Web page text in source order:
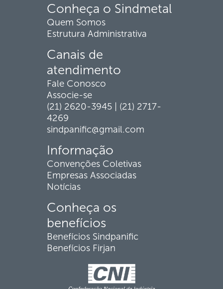
Conheça o Sindmetal
Quem Somos
Estrutura Administrativa
Canais de
atendimento
Fale Conosco
Associe-se
(21) 2620-3945 | (21) 2717-
4269
sindpanific@gmail.com
Informação
Convenções Coletivas
Empresas Associadas
Notícias
Conheça os
benefícios
Benefícios Sindpanific
Benefícios Firjan